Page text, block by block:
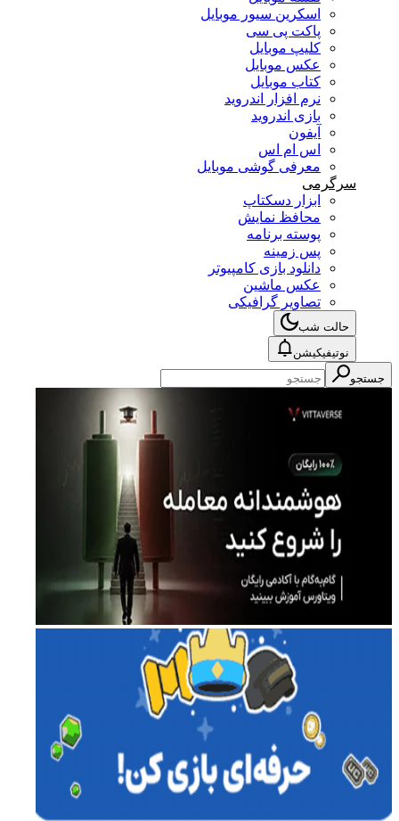
اسکرین سیور موبایل
پاکت پی سی
کلیپ موبایل
عکس موبایل
کتاب موبایل
نرم افزار اندروید
بازی اندروید
آیفون
اس ام اس
معرفی گوشی موبایل
سرگرمی
ابزار دسکتاپ
محافظ نمایش
پوسته برنامه
پس زمینه
دانلود بازی کامپیوتر
عکس ماشین
تصاویر گرافیکی
حالت شب
نوتیفیکیشن
جستجو